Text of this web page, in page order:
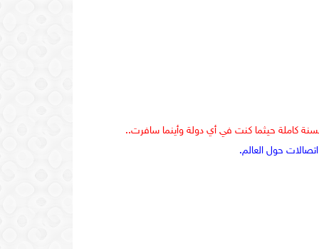
كاملة حيثما كنت في أي دولة وأينما سافرت..